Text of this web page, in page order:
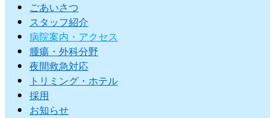
ごあいさつ
スタッフ紹介
病院案内・アクセス
腫瘍・外科分野
夜間救急対応
トリミング・ホテル
採用
お知らせ